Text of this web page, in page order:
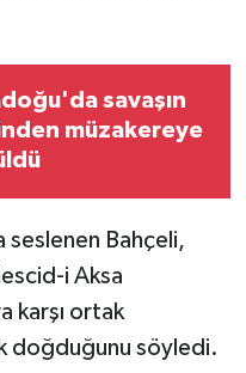
savaşın
müzakereye
seslenen Bahçeli,
i Aksa
karşı ortak
doğduğunu söyledi.